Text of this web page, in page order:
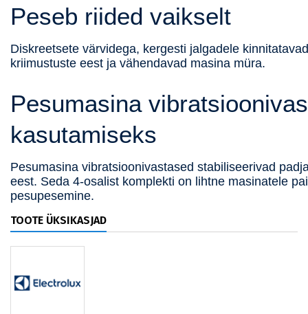
Peseb riided vaikselt
Diskreetsete värvidega, kergesti jalgadele
kriimustuste eest ja vähendavad masina müra.
Pesumasina
kasutamiseks
Pesumasina vibratsioonivastased stabiliseerivad
eest. Seda 4-osalist komplekti on lihtne masinatele
pesupesemine.
TOOTE ÜKSIKASJAD